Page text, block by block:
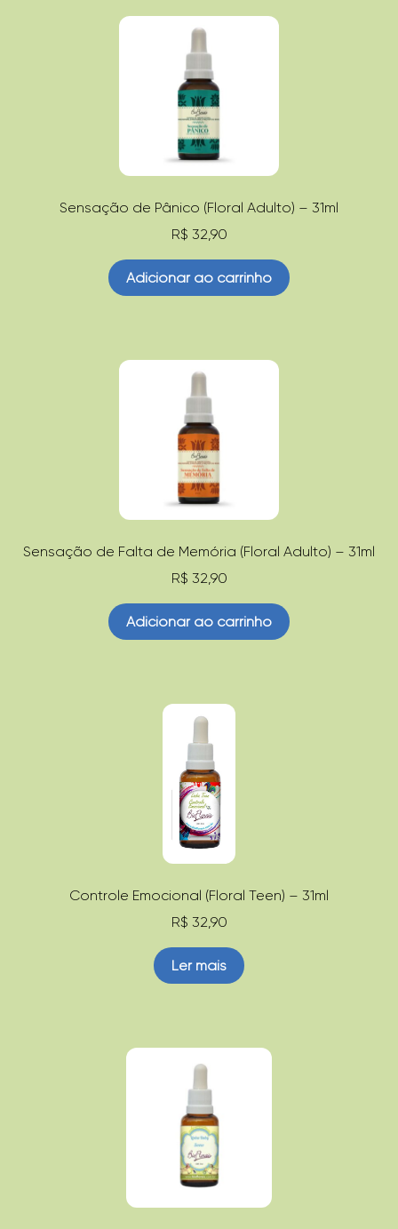
Sensação de Pânico (Floral Adulto) – 31ml
R$ 32,90
Adicionar ao carrinho
Sensação de Falta de Memória (Floral Adulto) – 31ml
R$ 32,90
Adicionar ao carrinho
Controle Emocional (Floral Teen) – 31ml
R$ 32,90
Ler mais